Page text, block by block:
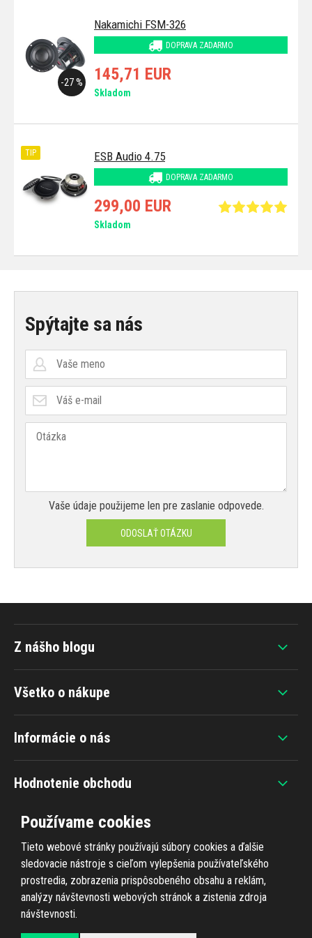
Nakamichi FSM-326
DOPRAVA ZADARMO
-27 % 145,71 EUR
Skladom
ESB Audio 4.75
DOPRAVA ZADARMO
TIP
299,00 EUR
Skladom
Spýtajte sa nás
Vaše údaje použijeme len pre zaslanie odpovede.
ODOSLAŤ OTÁZKU
Všetko o nákupe
Informácie o nás
Hodnotenie obchodu
+420 607 383 838
Z nášho blogu
Používame cookies
Tieto webové stránky používajú súbory cookies a ďalšie
sledovacie nástroje s cieľom vylepšenia používateľského
prostredia, zobrazenia prispôsobeného obsahu a reklám,
analýzy návštevnosti webových stránok a zistenia zdroja
návštevnosti.